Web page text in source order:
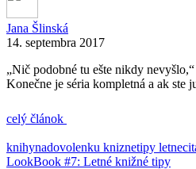
Jana Šlinská
14. septembra 2017
„Nič podobné tu ešte nikdy
Konečne je séria kompletná a ak
celý článok
knihynadovolenku kniznetipy
LookBook #7: Letné knižné tipy